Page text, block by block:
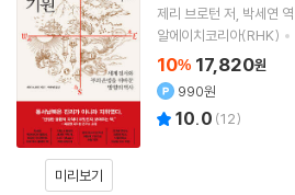
미리보기
제리 브로턴 저 박세연 역
알에이치코리아(RHK)
10% 17,820원
990원
10.0 (12)